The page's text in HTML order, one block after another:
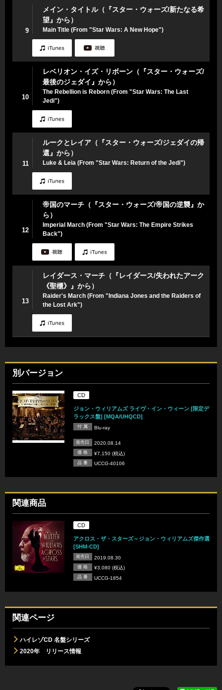
9
メイン・タイトル（『スター・ウォーズ/新たなる希
望』から）
Main Title (From "Star Wars: A New Hope")
10
レベリオン・イズ・リボーン（『スター・ウォーズ/
最後のジェダイ』から）
The Rebellion is Reborn (From "Star Wars: The Last
Jedi")
11
ルークとレイア（『スター・ウォーズ/ジェダイの帰
還』から）
Luke & Leia (From "Star Wars: Return of the Jedi")
12
帝国のマーチ（『スター・ウォーズ/帝国の逆襲』か
ら）
Imperial March (From "Star Wars: The Empire Strikes
Back")
13
レイダース・マーチ（『レイダース/失われたアーク
《聖櫃》』から）
Raider's March (From "Indiana Jones and the Raiders of
the Lost Ark")
別バージョン
CD
ジョン・ウィリアムズ ライヴ・イン・ウィーン [限定デ
ラックス盤] [MQA/UHQCD]
付 属 Blu-ray
発売日 2020.08.14
価 格 ¥7,150 (税込)
品 番 UCCG-40106
関連商品
CD
アクロス・ザ・スターズ～ジョン・ウィリアムズ傑作選
[SHM-CD]
発売日 2019.08.30
価 格 ¥3,080 (税込)
品 番 UCCG-1854
関連ページ
ハイレゾCD 名盤シリーズ
2020年 リリース情報